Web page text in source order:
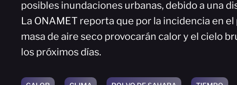
posibles inundaciones urbanas, debido a una
La ONAMET reporta que por la incidencia en
masa de aire seco provocarán calor y el cielo
los próximos días.